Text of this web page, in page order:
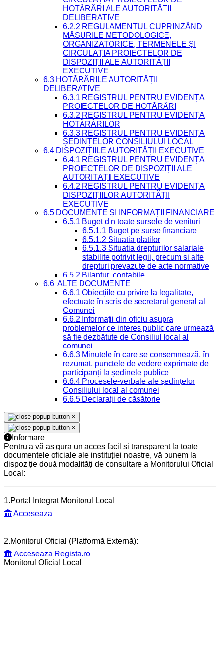
HOTĂRÂRI ALE AUTORITĂȚII
DELIBERATIVE
6.2.2 REGULAMENTUL CUPRINZÂND
MĂSURILE METODOLOGICE,
ORGANIZATORICE, TERMENELE ȘI
CIRCULAȚIA PROIECTELOR DE
DISPOZIȚII ALE AUTORITĂȚII
EXECUTIVE
6.3 HOTĂRÂRILE AUTORITĂȚII
DELIBERATIVE
6.3.1 REGISTRUL PENTRU EVIDENȚA
PROIECTELOR DE HOTĂRÂRI
6.3.2 REGISTRUL PENTRU EVIDENȚA
HOTĂRÂRILOR
6.3.3 REGISTRUL PENTRU EVIDENȚA
ȘEDINȚELOR CONSILIULUI LOCAL
6.4 DISPOZIȚIILE AUTORITĂȚII EXECUTIVE
6.4.1 REGISTRUL PENTRU EVIDENȚA
PROIECTELOR DE DISPOZIȚII ALE
AUTORITĂȚII EXECUTIVE
6.4.2 REGISTRUL PENTRU EVIDENȚA
DISPOZIȚIILOR AUTORITĂȚII
EXECUTIVE
6.5 DOCUMENTE ȘI INFORMAȚII FINANCIARE
6.5.1 Buget din toate sursele de venituri
6.5.1.1 Buget pe surse financiare
6.5.1.2 Situatia platilor
6.5.1.3 Situatia drepturilor salariale
stabilite potrivit legii, precum si alte
drepturi prevazute de acte normative
6.5.2 Bilanturi contabile
6.6. ALTE DOCUMENTE
6.6.1 Obiecțiile cu privire la legalitate,
efectuate în scris de secretarul general al
Comunei
6.6.2 Informații din oficiu asupra
problemelor de interes public care urmează
să fie dezbătute de Consiliul local al
comunei
6.6.3 Minutele în care se consemnează, în
rezumat, punctele de vedere exprimate de
participanți la ședinele publice
6.6.4 Procesele-verbale ale ședințelor
Consiliului local al comunei
6.6.5 Declarații de căsătorie
×
×
Informare
Pentru a vă asigura un acces facil și transparent la toate
documentele oficiale ale instituției noastre, vă punem la
dispoziție două modalități de consultare a Monitorului Oficial
Local:
1.Portal Integrat Monitorul Local
Acceseaza
2.Monitorul Oficial (Platformă Externă):
Acceseaza Regista.ro
Monitorul Oficial Local